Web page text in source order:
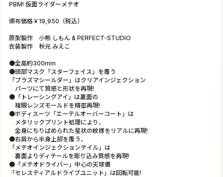
PBM! 仮面ライダーメテオ
頒布価格￥19,950（税込）
原型製作 小熊 しもん & PERFECT-STUDIO
衣装製作 秋元 みえこ
●全高約300mm
●頭部マスク「スターフェイス」を覆う
「プラズマシールダー」はクリアインジェクション
パーツにて質感と形状を再現!
●「トレーシングアイ」は裏面の
複眼レンズモールドを精密再現!
●ボディスーツ「エーテルオーバーコート」は
メタリックプリント処理により、
全身にちりばめられた星状の紋様をリアルに再現!
●右肩から半身上部を覆う、
「メテオインジェクションテイル」は
裏面よりディテールを彫り込み質感を再現!
●「メテオドライバー」中心の天球儀
「セレスティアルドライブユニット」は回転可能!